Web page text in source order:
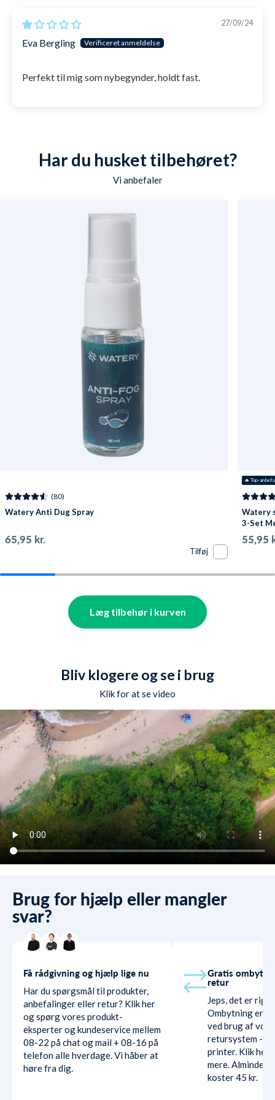
teknisk og på hastigheden. Med Watery Pike
svømmefødder på, får særligt nyere svømmere
vandoverfladen med det formål, at ligge mere lige i
armtaget.
27/09/24
Eva Bergling
Perfekt til mig som nybegynder, holdt fast.
Har du husket tilbehøret?
Vi anbefaler
(80)
Watery Anti Dug Spray
65,95 kr.
Tilføj
🔥 Top-
Watery
3-Set
55,95
Læg tilbehør i kurven
Bliv klogere og se i brug
Klik for at se video
Brug for hjælp eller mangler
svar?
Få rådgivning og hjælp lige nu
Har du spørgsmål til produkter,
anbefalinger eller retur? Klik her
og spørg vores produkt-
eksperter og kundeservice mellem
08-22 på chat og mail + 08-16 på
telefon alle hverdage. Vi håber at
høre fra dig.
Gratis
retur
Jeps, det er
Ombytning er
ved brug af
retursystem -
printer. Klik her
mere.
koster 45 kr.